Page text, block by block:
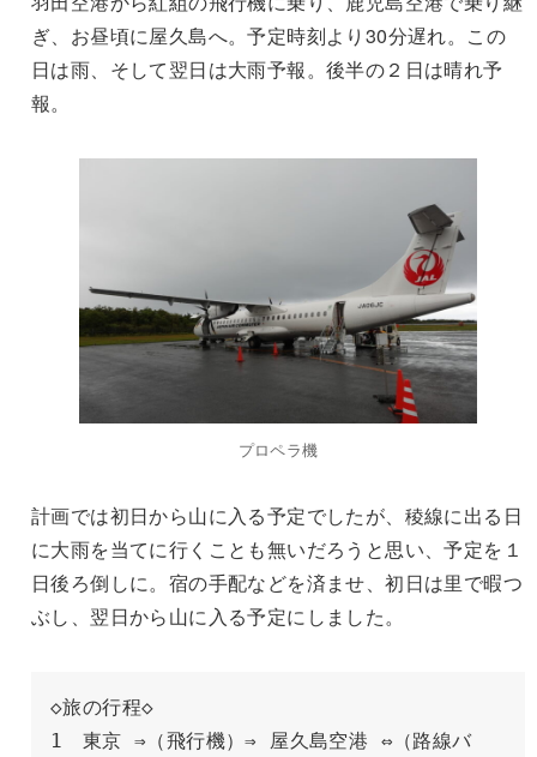
ぎ、お昼頃に屋久島へ。予定時刻より30分遅れ。この
日は雨、そして翌日は大雨予報。後半の２日は晴れ予
報。
プロペラ機
計画では初日から山に入る予定でしたが、稜線に出る日
に大雨を当てに行くことも無いだろうと思い、予定を１
日後ろ倒しに。宿の手配などを済ませ、初日は里で暇つ
ぶし、翌日から山に入る予定にしました。
◇旅の行程◇
1　東京 ⇒（飛行機）⇒ 屋久島空港 ⇔（路線バ